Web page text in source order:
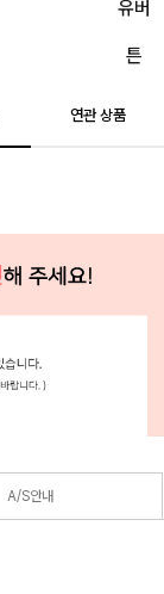
연관 상품
A/S안내